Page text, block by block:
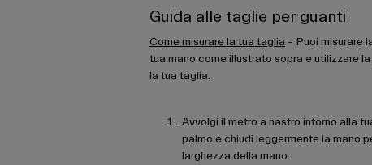
Guida alle taglie per guanti
Come misurare la tua taglia – Puoi misurare
tua mano come illustrato sopra e utilizzare
la tua taglia.
Avvolgi il metro a nastro intorno alla
palmo e chiudi leggermente la mano
larghezza della mano.